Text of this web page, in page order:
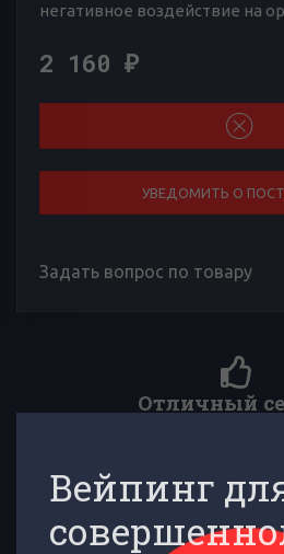
негативное воздействие на
2 160 ₽
УВЕДОМИТЬ О
Задать вопрос по товару
Более 4000
Сложно выбирать среди
Вейпинг